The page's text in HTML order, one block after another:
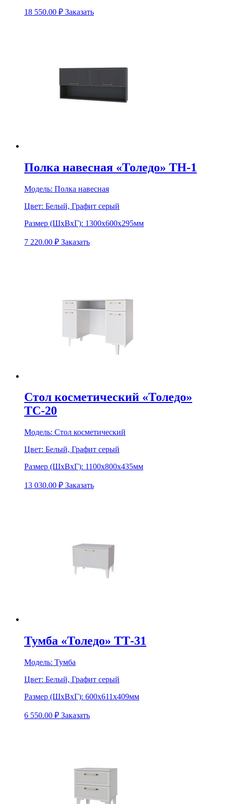
18 550.00 ₽ Заказать
Полка навесная «Толедо» ТН-1
Модель: Полка навесная
Цвет: Белый, Графит серый
Размер (ШхВхГ): 1300х600х295мм
7 220.00 ₽ Заказать
Стол косметический «Толедо»
ТС-20
Модель: Стол косметический
Цвет: Белый, Графит серый
Размер (ШхВхГ): 1100х800х435мм
13 030.00 ₽ Заказать
Тумба «Толедо» ТТ-31
Модель: Тумба
Цвет: Белый, Графит серый
Размер (ШхВхГ): 600х611х409мм
6 550.00 ₽ Заказать